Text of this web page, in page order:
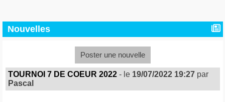
Nouvelles
Poster une nouvelle
TOURNOI 7 DE COEUR 2022 - le 19/07/2022 19:27par
Pascal